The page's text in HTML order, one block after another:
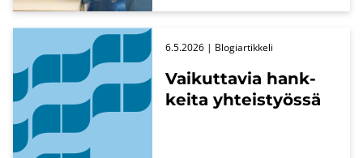
Vai­kut­ta­via hank­
kei­ta yh­teis­työs­sä
6.5.2026 | Blo­giar­tik­ke­li